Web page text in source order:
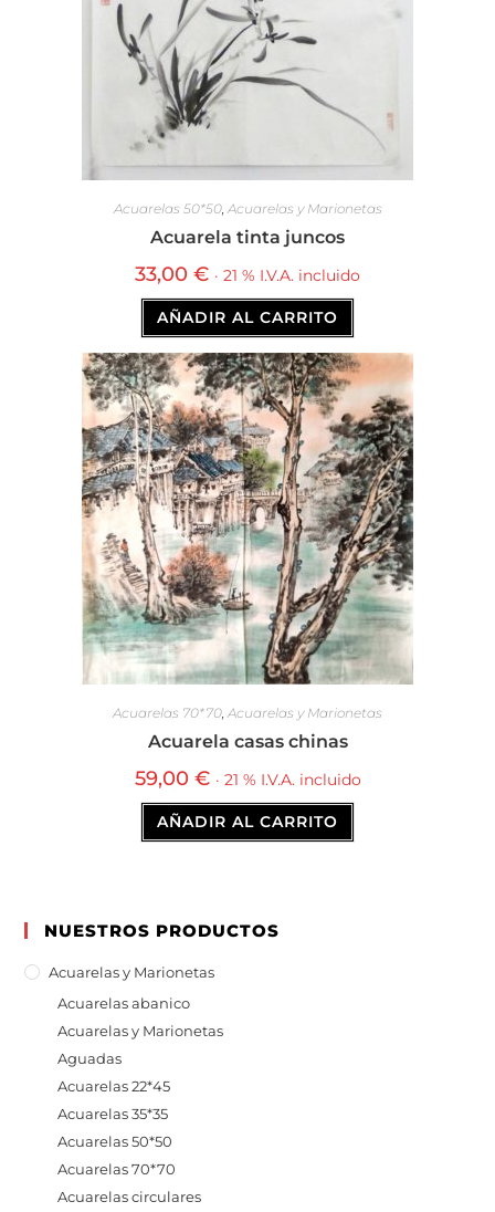
Acuarelas 50*50,Acuarelas y Marionetas
Acuarela tinta juncos
33,00 € · 21 % I.V.A. incluido
AÑADIR AL CARRITO
Acuarelas 70*70 Acuarelas y Marionetas
Acuarela casas chinas
59,00 € · 21 % I.V.A. incluido
AÑADIR AL CARRITO
NUESTROS PRODUCTOS
Acuarelas y Marionetas
Acuarelas abanico
Acuarelas y Marionetas
Aguadas
Acuarelas 22*45
Acuarelas 35*35
Acuarelas 50*50
Acuarelas 70*70
Acuarelas circulares